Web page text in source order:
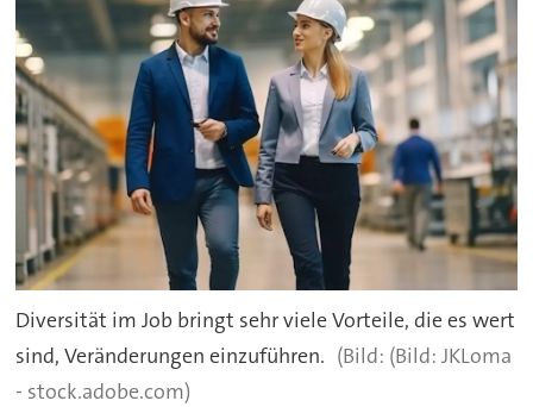
Diversität im Job bringt sehr viele Vorteile, die es wert
sind, Veränderungen einzuführen.
(Bild: JKLoma
- stock.adobe.com)